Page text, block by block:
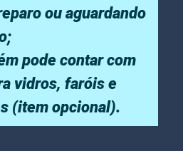
ou aguardando
pode contar com
vidros, faróis e
(item opcional).